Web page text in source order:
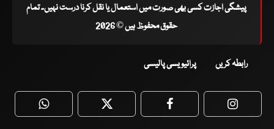
پیشگی اجازت کسی بھی صورت میں استعمال یا نقل کرنا درست نہیں۔ تمام
حقوق محفوظ ہیں © 2026
رابطہ کریں پرائیویسی پالیسی
WhatsApp Twitter Facebook